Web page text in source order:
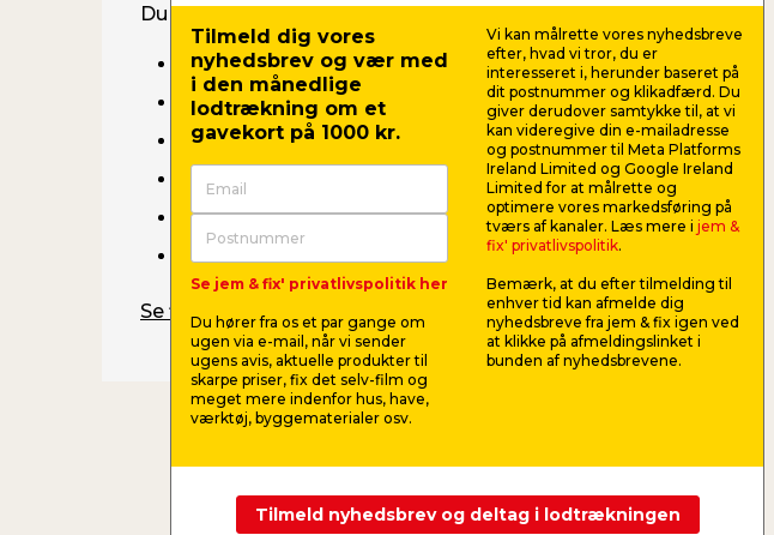
Du skal bruge:
Cement & mørtel
Vinkelsliberog fugefræser
- større opgaver
Hammerogmejsel- mindre opgaver
Bræt med et søm - helt små opgaver
Smal fugeske
Glittebræt
Se filmen og hele materialelisten her
Tilmeld dig vores
nyhedsbrev og vær med
i den månedlige
lodtrækning om et
gavekort på 1000 kr.
Se jem & fix' privatlivspolitik her
Du hører fra os et par gange om
ugen via e-mail, når vi sender
ugens avis, aktuelle produkter til
skarpe priser, fix det selv-film og
meget mere indenfor hus, have,
værktøj, byggematerialer osv.
Vi kan målrette vores nyhedsbreve
efter, hvad vi tror, du er
interesseret i, herunder baseret på
dit postnummer og klikadfærd. Du
giver derudover samtykke til, at vi
kan videregive din e-mailadresse
og postnummer til Meta Platforms
Ireland Limited og Google Ireland
Limited for at målrette og
optimere vores markedsføring på
tværs af kanaler. Læs mere i jem &
fix' privatlivspolitik.
Bemærk, at du efter tilmelding til
enhver tid kan afmelde dig
nyhedsbreve fra jem & fix igen ved
at klikke på afmeldingslinket i
bunden af nyhedsbrevene.
Tilmeld nyhedsbrev og deltag i lodtrækningen